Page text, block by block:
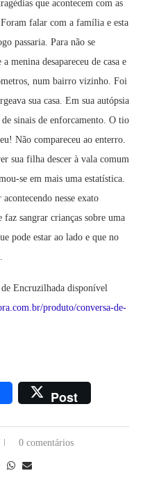
que acontecem com as
falar com a família e esta
passaria. Para não se
menina desapareceu de casa e
num bairro vizinho. Foi
sua casa. Em sua autópsia
sinais de enforcamento. O tio
Não compareceu ao enterro.
sua filha descer à vala comum
se em mais uma estatística.
nesse exato
sangrar crianças sobre uma
pode estar ao lado e que no
Encruzilhada disponível
produto/conversa-de-
Post
0 comentários